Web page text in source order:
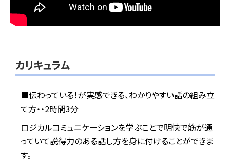
カリキュラム
■伝わっている！が実感できる、わかりやすい話の組み立
て方・・2時間3分
ロジカルコミュニケーションを学ぶことで明快で筋が通
っていて説得力のある話し方を身に付けることができま
す。